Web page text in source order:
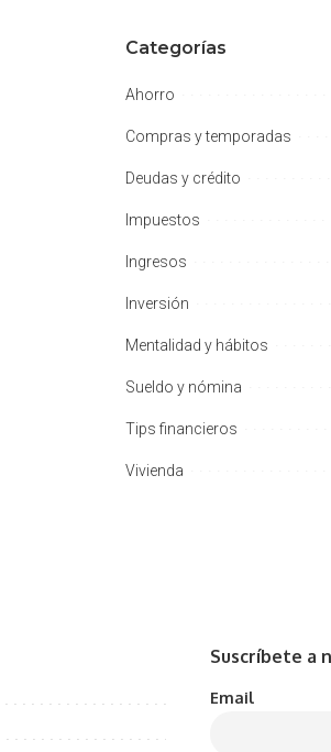
Categorías
Ahorro
Compras y temporadas
Deudas y crédito
Impuestos
Ingresos
Inversión
Mentalidad y hábitos
Sueldo y nómina
Tips financieros
Vivienda
Suscríbete a
Email